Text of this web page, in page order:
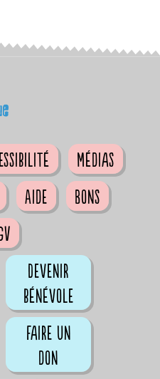
Médias
Aide
Bons
Devenir
bénévole
Faire un
don